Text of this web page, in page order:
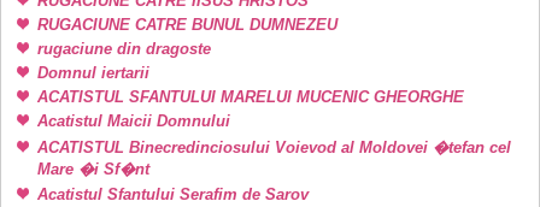
RUGACIUNE CATRE BUNUL DUMNEZEU
rugaciune din dragoste
Domnul iertarii
ACATISTUL SFANTULUI MARELUI MUCENIC GHEORGHE
Acatistul Maicii Domnului
ACATISTUL Binecredinciosului Voievod al Moldovei �tefan cel
Mare �i Sf�nt
Acatistul Sfantului Serafim de Sarov